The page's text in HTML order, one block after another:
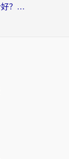
海外党纠结ChickCN和小黑牛哪个好？一篇帮你选对回国加速器的实用指南